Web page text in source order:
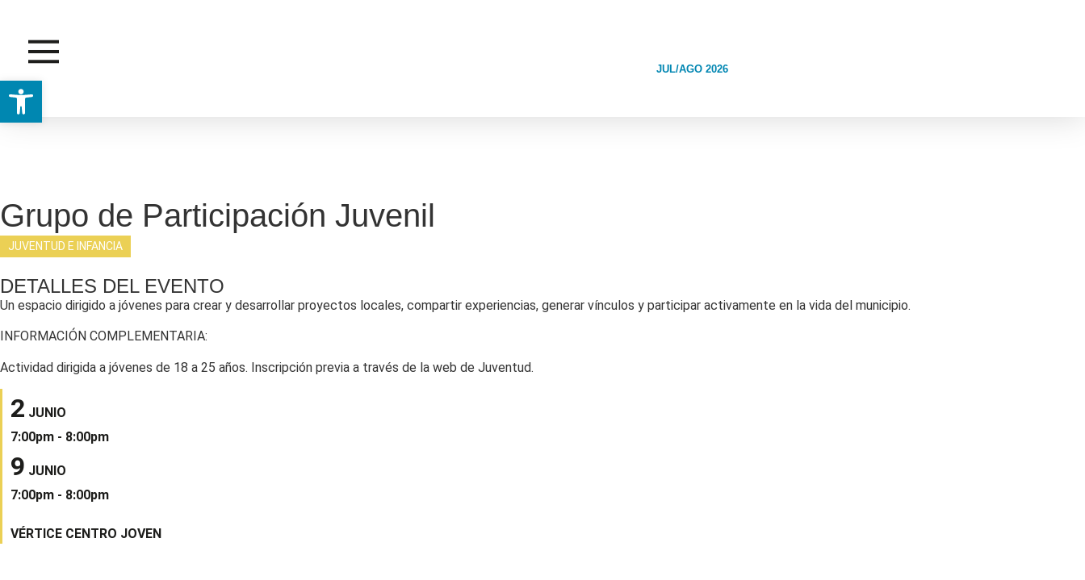
JUL/AGO 2026
Grupo de Participación Juvenil
JUVENTUD E INFANCIA
DETALLES DEL EVENTO
Un espacio dirigido a jóvenes para crear y desarrollar proyectos locales, compartir experiencias, generar vínculos y participar activamente en la vida del municipio.
INFORMACIÓN COMPLEMENTARIA:
Actividad dirigida a jóvenes de 18 a 25 años. Inscripción previa a través de la web de Juventud.
2 JUNIO
7:00pm - 8:00pm
9 JUNIO
7:00pm - 8:00pm
VÉRTICE CENTRO JOVEN
Abrir barra de herramientas